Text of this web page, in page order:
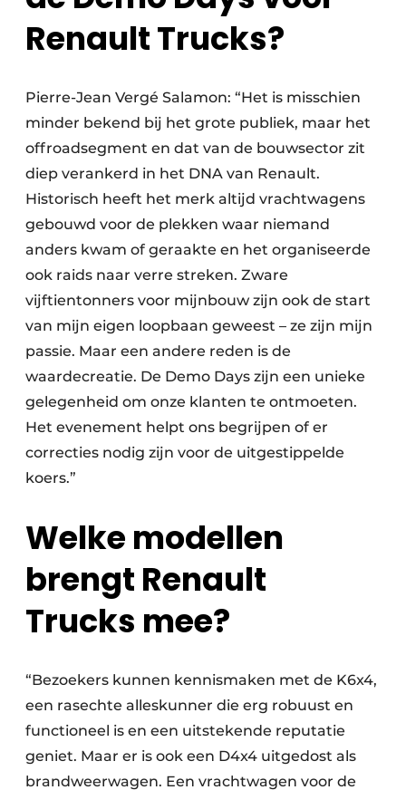
Renault Trucks?
Pierre-Jean Vergé Salamon: “Het is misschien
minder bekend bij het grote publiek, maar het
offroadsegment en dat van de bouwsector zit
diep verankerd in het DNA van Renault.
Historisch heeft het merk altijd vrachtwagens
gebouwd voor de plekken waar niemand
anders kwam of geraakte en het organiseerde
ook raids naar verre streken. Zware
vijftientonners voor mijnbouw zijn ook de start
van mijn eigen loopbaan geweest – ze zijn mijn
passie. Maar een andere reden is de
waardecreatie. De Demo Days zijn een unieke
gelegenheid om onze klanten te ontmoeten.
Het evenement helpt ons begrijpen of er
correcties nodig zijn voor de uitgestippelde
koers.”
Welke modellen
brengt Renault
Trucks mee?
“Bezoekers kunnen kennismaken met de K6x4,
een rasechte alleskunner die erg robuust en
functioneel is en een uitstekende reputatie
geniet. Maar er is ook een D4x4 uitgedost als
brandweerwagen. Een vrachtwagen voor de